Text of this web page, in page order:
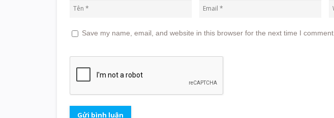
Save my name, email, and website in this browser for the next time I comment.